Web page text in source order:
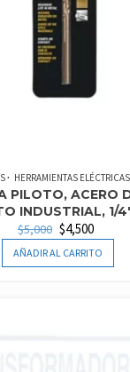
HERRAMIENTAS ELÉCTRICAS
PILOTO, ACERO
INDUSTRIAL, 1/
$5,000 EL
PRECIO
ORIGINAL
$4,500
AÑADIR AL CARRITO